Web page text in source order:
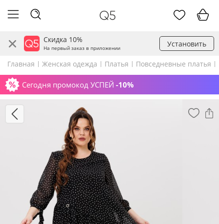
Скидка 10%
На первый заказ в приложении Установить
Главная Женская одежда Платья Повседневные платья
Сегодня промокод УСПЕЙ -10%